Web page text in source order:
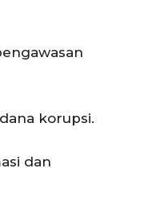
korupsi.
dan